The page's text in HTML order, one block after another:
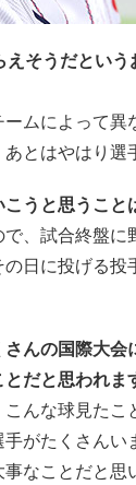
そうだという
ームによって
とはやはり選
うと思うこと
で、試合終盤
日に投げる
んの国際大会
だと思われま
こんな球見た
がたくさん
なことだと思